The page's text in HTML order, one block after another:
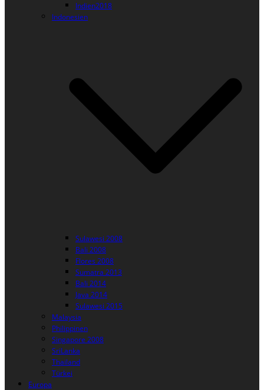
Indien2018
Indonesien
Sulawesi 2008
Bali 2008
Flores 2008
Sumatra 2013
Bali 2014
Java 2014
Sulawesi 2015
Malaysia
Philippinen
Singapore 2008
SriLanka
Thailand
Türkei
Europa